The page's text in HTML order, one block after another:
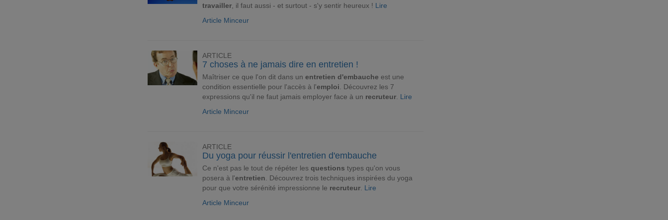
travailler , il faut aussi - et surtout - s'y sentir heureux ! Lire
Article Minceur
ARTICLE
7 choses à ne jamais dire en entretien !
Maîtriser ce que l'on dit dans un entretien d'embauche est une
condition essentielle pour l'accès à l'emploi . Découvrez les 7
expressions qu'il ne faut jamais employer face à un recruteur Lire
Article Minceur
ARTICLE
Du yoga pour réussir l'entretien d'embauche
Ce n'est pas le tout de répéter les questions types qu'on vous
posera à l'entretien . Découvrez trois techniques inspirées du yoga
pour que votre sérénité impressionne le recruteur Lire
Article Minceur